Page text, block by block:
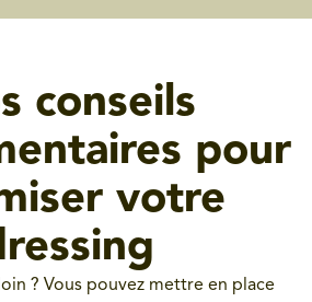
conseils
pour
votre
? Vous pouvez mettre en place